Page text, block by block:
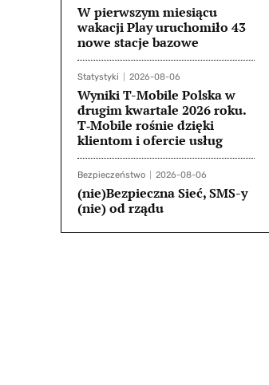
W pierwszym miesiącu
wakacji Play uruchomiło 43
nowe stacje bazowe
Statystyki 2026-08-06
Wyniki T-Mobile Polska w
drugim kwartale 2026 roku.
T‑Mobile rośnie dzięki
klientom i ofercie usług
Bezpieczeństwo 2026-08-06
(nie)Bezpieczna Sieć, SMS-y
(nie) od rządu